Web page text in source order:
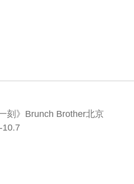
刻》Brunch Brother北京
10.7